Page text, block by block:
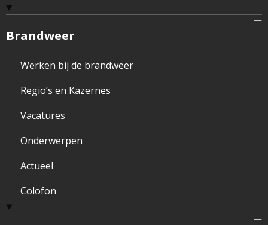
Brandweer
Werken bij de brandweer
Regio’s en Kazernes
Vacatures
Onderwerpen
Actueel
Colofon